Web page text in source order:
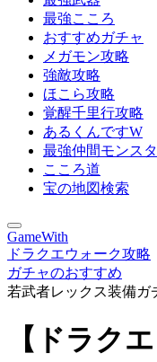
最強こころ
おすすめガチャ
メガモン攻略
強敵攻略
ほこら攻略
覚醒千里行攻略
あるくんですW
最強仲間モンス
こころ道
宝の地図検索
GameWith
ドラクエウォーク攻略
ガチャのおすすめ
若武者レックス装備ガ
【ドラク